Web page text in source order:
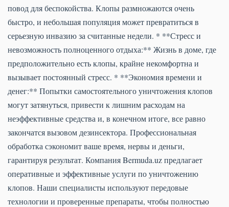
повод для беспокойства. Клопы размножаются очень
быстро, и небольшая популяция может превратиться в
серьезную инвазию за считанные недели. * **Стресс и
невозможность полноценного отдыха:** Жизнь в доме, где
предположительно есть клопы, крайне некомфортна и
вызывает постоянный стресс. * **Экономия времени и
денег:** Попытки самостоятельного уничтожения клопов
могут затянуться, привести к лишним расходам на
неэффективные средства и, в конечном итоге, все равно
закончатся вызовом дезинсектора. Профессиональная
обработка сэкономит ваше время, нервы и деньги,
гарантируя результат. Компания Bermuda.uz предлагает
оперативные и эффективные услуги по уничтожению
клопов. Наши специалисты используют передовые
технологии и проверенные препараты, чтобы полностью